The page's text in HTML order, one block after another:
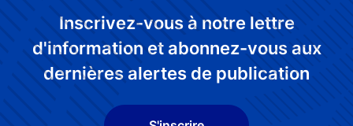
Inscrivez-vous à notre lettre
d'information et abonnez-vous aux
dernières alertes de publication